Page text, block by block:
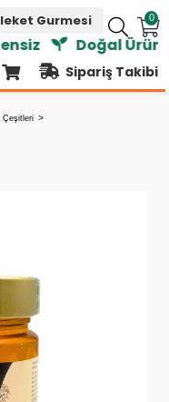
0
Gurmesi
Doğal
Sipariş Takibi
Çeşitleri